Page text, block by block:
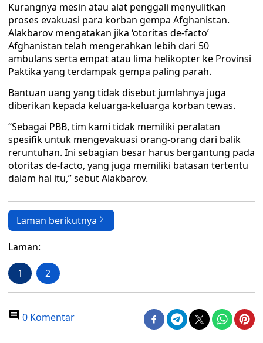
Kurangnya mesin atau alat penggali menyulitkan
proses evakuasi para korban gempa Afghanistan.
Alakbarov mengatakan jika ‘otoritas de-facto’
Afghanistan telah mengerahkan lebih dari 50
ambulans serta empat atau lima helikopter ke Provinsi
Paktika yang terdampak gempa paling parah.
Bantuan uang yang tidak disebut jumlahnya juga
diberikan kepada keluarga-keluarga korban tewas.
“Sebagai PBB, tim kami tidak memiliki peralatan
spesifik untuk mengevakuasi orang-orang dari balik
reruntuhan. Ini sebagian besar harus bergantung pada
otoritas de-facto, yang juga memiliki batasan tertentu
dalam hal itu,” sebut Alakbarov.
Laman berikutnya
Laman:
1 2
0 Komentar